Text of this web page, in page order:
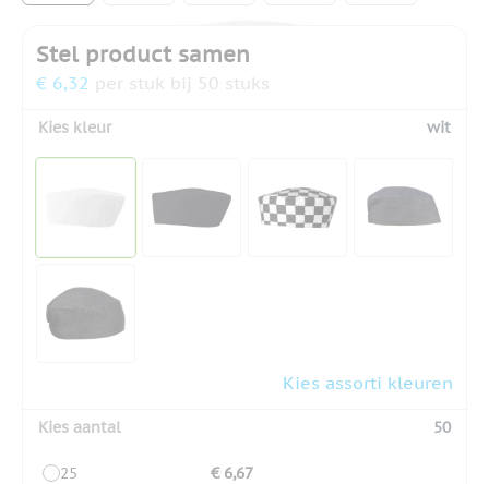
Stel product samen
€ 6,32 per stuk bij 50 stuks
Kies kleur wit
Kies assorti kleuren
Kies aantal 50
25
€ 6,67